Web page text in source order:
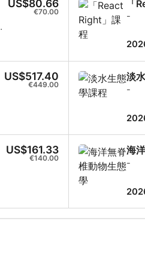
US$80.66
€70.00
「
-
US$517.40
€449.00
淡
-
US$161.33
€140.00
海
-